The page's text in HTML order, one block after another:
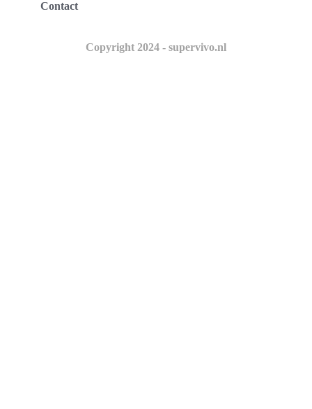
Contact
Copyright 2024 - supervivo.nl